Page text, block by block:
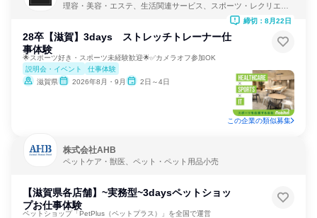
理容・美容・エステ、生活関連サービス、スポーツ・レクリエー
28卒【滋賀】3days ストレッチトレーナー仕
事体験
🌟スポーツ好き・スポーツ未経験歓迎🌟✅カメラオフ参加OK
説明会・イベント
仕事体験
滋賀県
2026年8月・9月 2日～4日
締切：8月22日
この企業の類似募集
株式会社AHB
ペットケア・獣医、ペット・ペット用品小売
【滋賀県各店舗】~実務型~3daysペットショッ
プお仕事体験
ペットショップ「PetPlus（ペットプラス）」を全国で運営